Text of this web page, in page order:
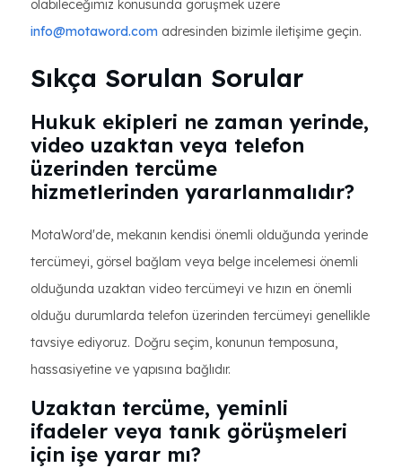
olabileceğimiz konusunda görüşmek üzere
info@motaword.com adresinden bizimle iletişime geçin.
Sıkça Sorulan Sorular
Hukuk ekipleri ne zaman yerinde,
video uzaktan veya telefon
üzerinden tercüme
hizmetlerinden yararlanmalıdır?
MotaWord'de, mekanın kendisi önemli olduğunda yerinde
tercümeyi, görsel bağlam veya belge incelemesi önemli
olduğunda uzaktan video tercümeyi ve hızın en önemli
olduğu durumlarda telefon üzerinden tercümeyi genellikle
tavsiye ediyoruz. Doğru seçim, konunun temposuna,
hassasiyetine ve yapısına bağlıdır.
Uzaktan tercüme, yeminli
ifadeler veya tanık görüşmeleri
için işe yarar mı?